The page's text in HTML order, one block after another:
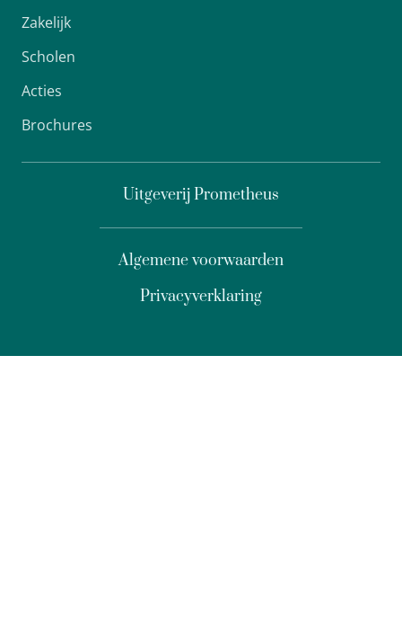
Zakelijk
Scholen
Acties
Brochures
Uitgeverij Prometheus
Privacyverklaring
Algemene voorwaarden